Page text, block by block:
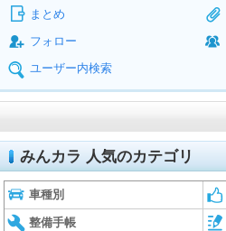
まとめ
フォロー
ユーザー内検索
みんカラ 人気のカテゴリ
車種別
整備手帳